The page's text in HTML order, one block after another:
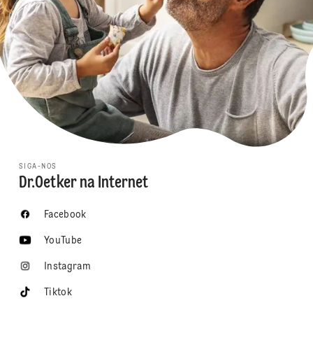
SIGA-NOS
Dr.Oetker na Internet
Facebook
YouTube
Instagram
Tiktok